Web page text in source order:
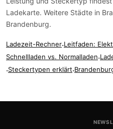
Ladekarte. Weitere Städte in
Brandenburg.
Ladezeit-Rechner·Leitfaden:
Schnellladen vs. Normalladen·
·Steckertypen erklärt·